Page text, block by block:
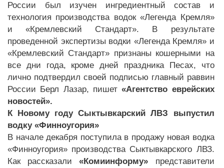
России был изучен ингредиентный состав и
технология производства водок «Легенда Кремля»
и «Кремлевский Стандарт». В результате
проведенной экспертизы водки «Легенда Кремля» и
«Кремлевский Стандарт» признаны кошерными на
все дни года, кроме дней праздника Песах, что
лично подтвердил своей подписью главный раввин
России Берл Лазар, пишет«Агентство еврейских
новостей».
К Новому году Сыктывкарский ЛВЗ выпустил
водку «Финноугория»
В начале декабря поступила в продажу новая водка
«Финноугория» производства Сыктывкарского ЛВЗ.
Как рассказали«Комиинформу» представители